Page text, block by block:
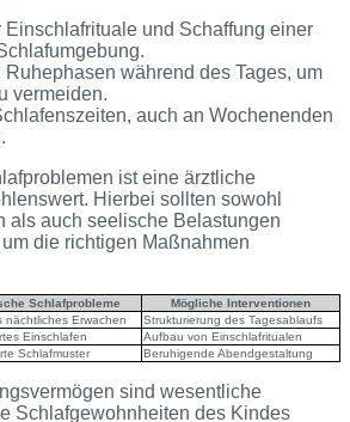
Einschlafrituale und Schaffung einer
Ruhephasen während des Tages, um
vermeiden.
auch an Wochenenden
ist eine ärztliche
Hierbei sollten sowohl
als auch seelische Belastungen
die richtigen Maßnahmen
Schlafprobleme
Mögliche Interventionen
nächtliches Erwachen
Strukturierung des Tagesablaufs
Einschlafen
Aufbau von Einschlafritualen
Schlafmuster Beruhigende Abendgestaltung
sind wesentliche
Schlafgewohnheiten des Kindes